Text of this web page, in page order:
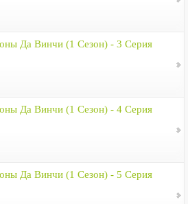
Да Винчи (1 Сезон) - 3 Серия
Да Винчи (1 Сезон) - 4 Серия
Да Винчи (1 Сезон) - 5 Серия